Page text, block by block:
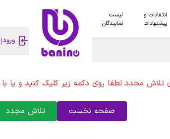
انتقادات و
پیشنهادات
لیست
نمایندگان
ورود
تلاش مجدد لطفا روی دکمه زیر کلیک کنید و یا
صفحه نخست تلاش مجدد